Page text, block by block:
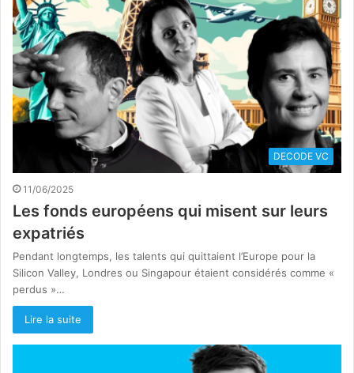
DECODE VC
11/06/2025
Les fonds européens qui misent sur leurs
expatriés
Pendant longtemps, les talents qui quittaient l’Europe pour la
Silicon Valley, Londres ou Singapour étaient considérés comme «
perdus »…
Lire la suite